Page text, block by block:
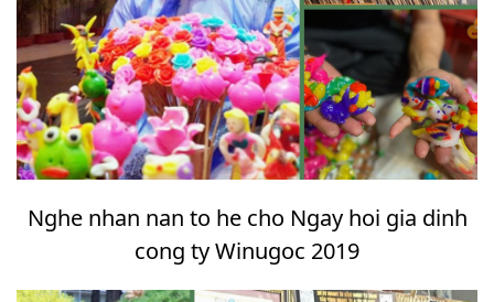
Nghe nhan nan to he cho Ngay hoi gia dinh
cong ty Winugoc 2019